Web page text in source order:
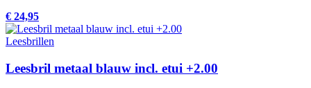
€ 24,95
Leesbrillen
Leesbril metaal blauw incl. etui +2.00